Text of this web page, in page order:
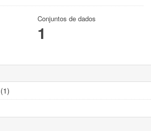
Conjuntos de dados
1